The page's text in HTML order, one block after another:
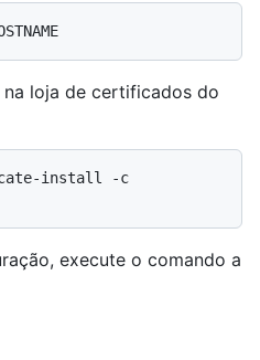
loja de certificados do
install -c
execute o comando a